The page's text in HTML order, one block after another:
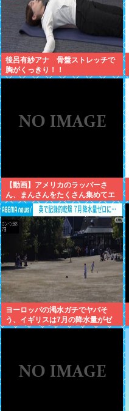
後呂有紗アナ 骨盤ストレッチで
胸がくっきり！！
【動画】アメリカのラッパーさ
ん、まんさんをたくさん集めてエ
チエチダンスを全裸で踊るMVを撮
ってしまう❤
ヨーロッパの渇水ガチでヤバそ
う、イギリスは7月の降水量がゼ
ロに 専門家「今年は過去最悪の不